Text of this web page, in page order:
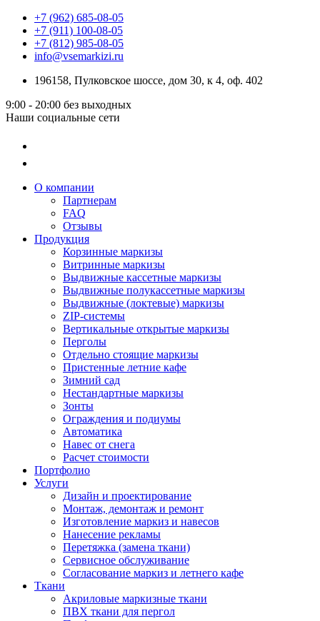
+7 (962) 685-08-05
+7 (911) 100-08-05
+7 (812) 985-08-05
info@vsemarkizi.ru
196158, Пулковское шоссе, дом 30, к 4, оф. 402
9:00 - 20:00 без выходных
Наши социальные сети
О компании
Партнерам
FAQ
Отзывы
Продукция
Корзинные маркизы
Витринные маркизы
Выдвижные кассетные маркизы
Выдвижные полукассетные маркизы
Выдвижные (локтевые) маркизы
ZIP-системы
Вертикальные открытые маркизы
Перголы
Отдельно стоящие маркизы
Пристенные летние кафе
Зимний сад
Нестандартные маркизы
Зонты
Ограждения и подиумы
Автоматика
Навес от снега
Расчет стоимости
Портфолио
Услуги
Дизайн и проектирование
Монтаж, демонтаж и ремонт
Изготовление маркиз и навесов
Нанесение рекламы
Перетяжка (замена ткани)
Сервисное обслуживание
Согласование маркиз и летнего кафе
Ткани
Акриловые маркизные ткани
ПВХ ткани для пергол